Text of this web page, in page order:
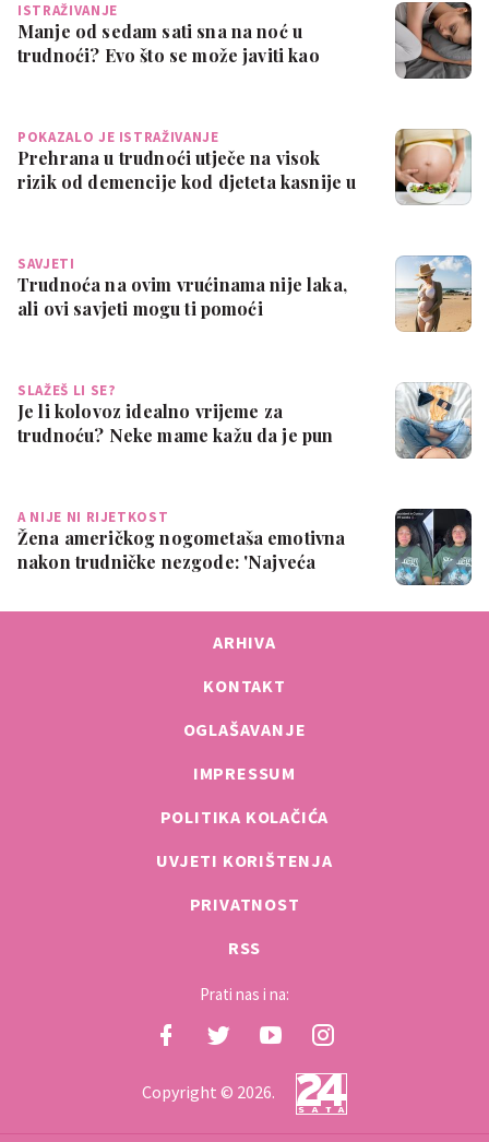
ISTRAŽIVANJE
Manje od sedam sati sna na noć u
trudnoći? Evo što se može javiti kao
POKAZALO JE ISTRAŽIVANJE
Prehrana u trudnoći utječe na visok
rizik od demencije kod djeteta kasnije u
SAVJETI
Trudnoća na ovim vrućinama nije laka,
ali ovi savjeti mogu ti pomoći
SLAŽEŠ LI SE?
Je li kolovoz idealno vrijeme za
trudnoću? Neke mame kažu da je pun
A NIJE NI RIJETKOST
Žena američkog nogometaša emotivna
nakon trudničke nezgode: 'Najveća
ARHIVA
KONTAKT
OGLAŠAVANJE
IMPRESSUM
POLITIKA KOLAČIĆA
UVJETI KORIŠTENJA
PRIVATNOST
RSS
Prati nas i na:
Copyright © 2026.